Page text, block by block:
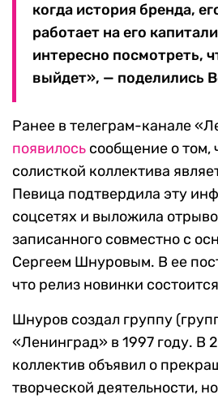
когда история бренда,
работает на его
интересно посмотреть,
выйдет», — поделились
Ранее в телеграм-канале
появилось сообщение о том,
солисткой коллектива
Певица подтвердила эту
соцсетях и выложила
записанного совместно с
Сергеем Шнуровым. В ее
что релиз новинки
Шнуров создал группу
«Ленинград» в 1997 году. В
коллектив объявил о
творческой деятельности,